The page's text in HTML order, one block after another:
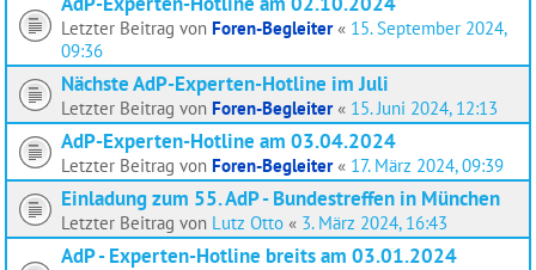
Letzter Beitrag von Foren-Begleiter« 15. September 2024,
09:36
Nächste AdP-Experten-Hotline im Juli
Letzter Beitrag von Foren-Begleiter« 15. Juni 2024, 12:13
AdP-Experten-Hotline am 03.04.2024
Letzter Beitrag von Foren-Begleiter« 17. März 2024, 09:39
Einladung zum 55. AdP - Bundestreffen in München
Letzter Beitrag von Lutz Otto « 3. März 2024, 16:43
AdP - Experten-Hotline breits am 03.01.2024